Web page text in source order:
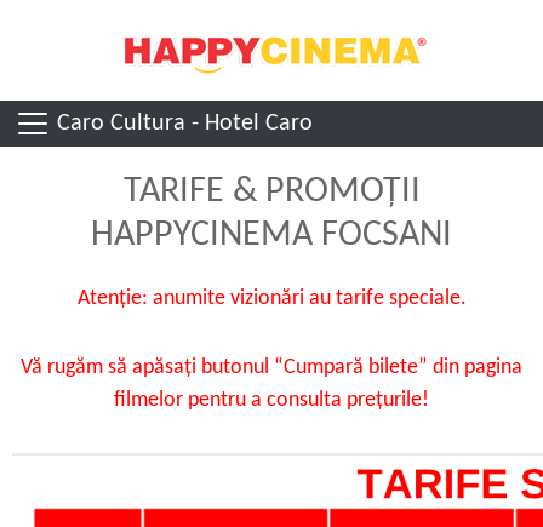
Caro Cultura - Hotel Caro
TARIFE & PROMOȚII
HAPPYCINEMA FOCSANI
Atenție: anumite vizionări au tarife speciale.
Vă rugăm să apăsați butonul “Cumpară bilete” din pagina
filmelor pentru a consulta prețurile!